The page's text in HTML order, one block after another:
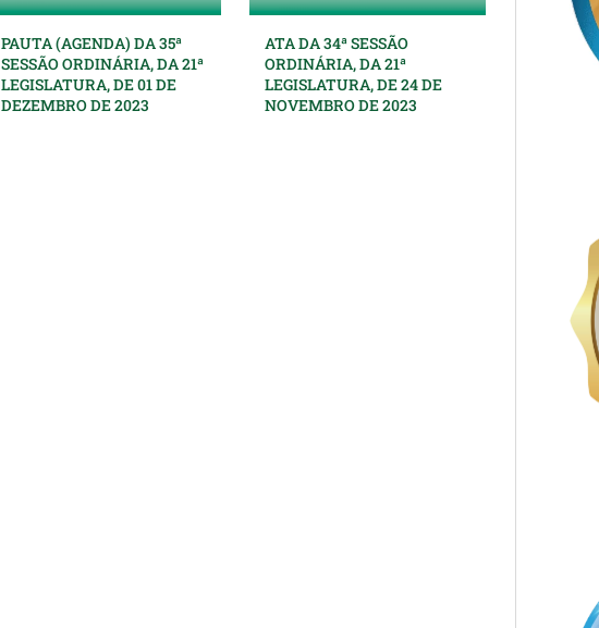
PAUTA (AGENDA) DA 35ª
SESSÃO ORDINÁRIA, DA 21ª
LEGISLATURA, DE 01 DE
DEZEMBRO DE 2023
ATA DA 34ª SESSÃO
ORDINÁRIA, DA 21ª
LEGISLATURA, DE 24 DE
NOVEMBRO DE 2023